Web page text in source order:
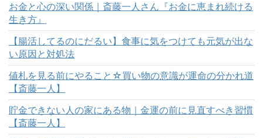
お金と心の深い関係｜斎藤一人さん『お金に恵まれ続ける
生き方』
【腸活してるのにだるい】食事に気をつけても元気が出な
い原因と対処法
値札を見る前にやること☆買い物の意識が運命の分かれ道
【斎藤一人】
貯金できない人の家にある物｜金運の前に見直すべき習慣
【斎藤一人】